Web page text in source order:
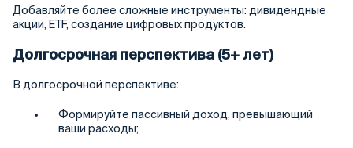
Добавляйте более сложные инструменты: дивидендные
акции, ETF, создание цифровых продуктов.
Долгосрочная перспектива (5+ лет)
В долгосрочной перспективе:
Формируйте пассивный доход, превышающий
ваши расходы;